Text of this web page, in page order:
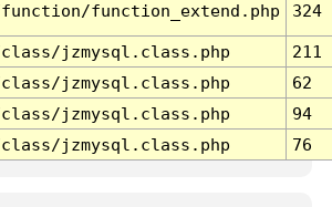
function_extend.php 324
jzmysql.class.php
211
jzmysql.class.php
62
jzmysql.class.php
94
jzmysql.class.php 76